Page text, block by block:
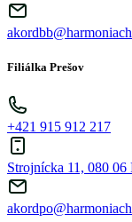
Filiálka Prešov
+421 915 912 217
Strojnícka 11, 080 06